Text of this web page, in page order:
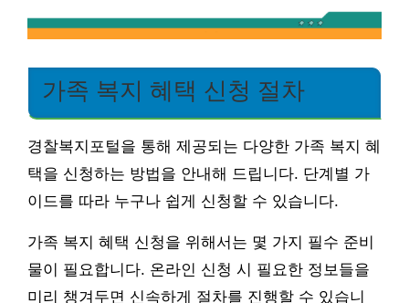
가족 복지 혜택 신청 절차
경찰복지포털을 통해 제공되는 다양한 가족 복지 혜
택을 신청하는 방법을 안내해 드립니다. 단계별 가
이드를 따라 누구나 쉽게 신청할 수 있습니다.
가족 복지 혜택 신청을 위해서는 몇 가지 필수 준비
물이 필요합니다. 온라인 신청 시 필요한 정보들을
미리 챙겨두면 신속하게 절차를 진행할 수 있습니